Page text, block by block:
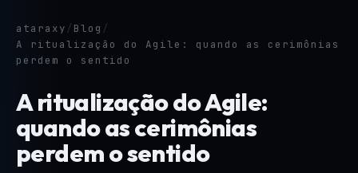
ataraxy / Blog /
A ritualização do Agile: quando as cerimônias
perdem o sentido
A ritualização do Agile:
quando as cerimônias
perdem o sentido